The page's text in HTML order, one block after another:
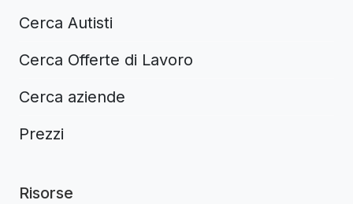
Cerca Autisti
Cerca Offerte di Lavoro
Cerca aziende
Prezzi
Risorse